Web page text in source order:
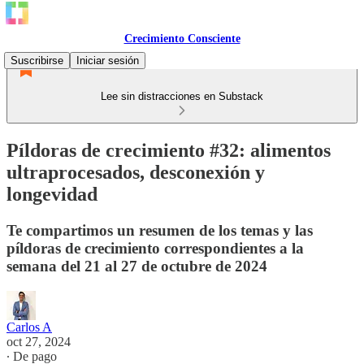
Crecimiento Consciente
Suscribirse
Iniciar sesión
Lee sin distracciones en Substack
Píldoras de crecimiento #32: alimentos
ultraprocesados, desconexión y
longevidad
Te compartimos un resumen de los temas y las
píldoras de crecimiento correspondientes a la
semana del 21 al 27 de octubre de 2024
Carlos A
oct 27, 2024
∙ De pago